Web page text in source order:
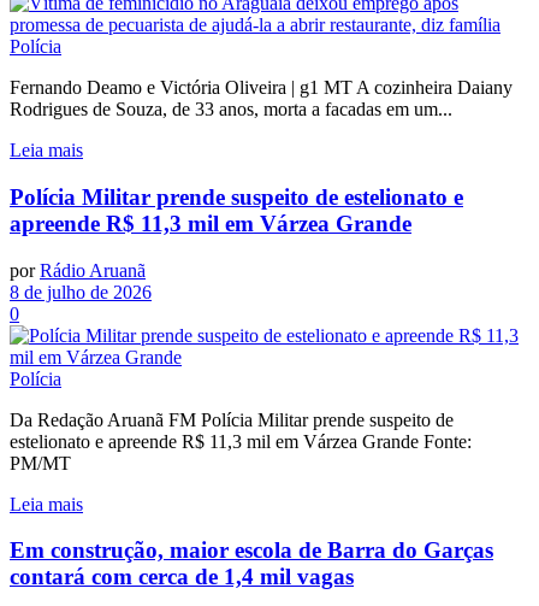
Polícia
Fernando Deamo e Victória Oliveira | g1 MT A cozinheira Daiany
Rodrigues de Souza, de 33 anos, morta a facadas em um...
Leia mais
Polícia Militar prende suspeito de estelionato e
apreende R$ 11,3 mil em Várzea Grande
por Rádio Aruanã
8 de julho de 2026
0
Polícia
Da Redação Aruanã FM Polícia Militar prende suspeito de
estelionato e apreende R$ 11,3 mil em Várzea Grande Fonte:
PM/MT
Leia mais
Em construção, maior escola de Barra do Garças
contará com cerca de 1,4 mil vagas